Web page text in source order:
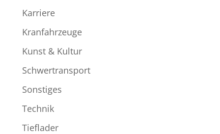
Karriere
Kranfahrzeuge
Kunst & Kultur
Schwertransport
Sonstiges
Technik
Tieflader